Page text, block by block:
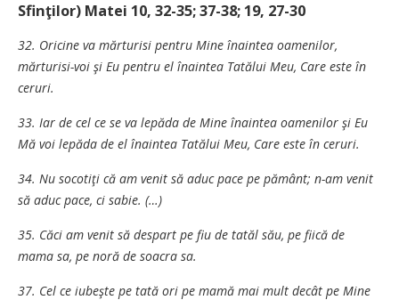
Sfinţilor) Matei 10, 32-35; 37-38; 19, 27-30
32. Oricine va mărturisi pentru Mine înaintea oamenilor,
mărturisi-voi şi Eu pentru el înaintea Tatălui Meu, Care este în
ceruri.
33. Iar de cel ce se va lepăda de Mine înaintea oamenilor şi Eu
Mă voi lepăda de el înaintea Tatălui Meu, Care este în ceruri.
34. Nu socotiţi că am venit să aduc pace pe pământ; n-am venit
să aduc pace, ci sabie. (…)
35. Căci am venit să despart pe fiu de tatăl său, pe fiică de
mama sa, pe noră de soacra sa.
37. Cel ce iubeşte pe tată ori pe mamă mai mult decât pe Mine